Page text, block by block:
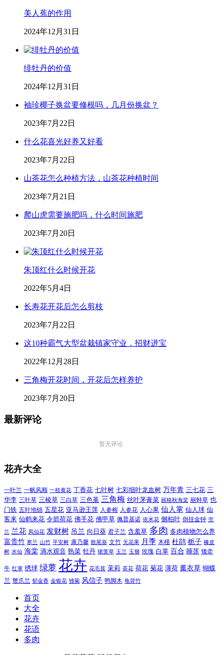
美人蕉的作用
2024年12月31日
绯牡丹的价值
2024年12月31日
袖珍椰子换盆要修根吗，几月份换盆？
2023年7月22日
什么花喜光好养又好看
2023年7月22日
山茶花怎么种植方法，山茶花种植时间
2023年7月21日
爬山虎需要施肥吗，什么时间施肥
2023年7月20日
朱顶红什么时候开花
2022年5月4日
长寿花开花后怎么剪枝
2023年7月22日
这10种霸气大型盆栽镇家守业，招财进宝
2022年12月28日
三角梅开花时间，开花后怎样养护
2023年7月20日
最新评论
暂无评论
花卉大全
一叶兰 一帆风顺 一枝黄花 丁香花 七叶树 七彩细叶龙血树 万年青 三七花 三
华李 三叶草 三棱草 三白草 三色堇 三角梅 丝叶茅膏菜 丽格秋海棠 丽蚌草 也
门铁 五叶地锦 五星花 亚马逊王莲 人参榕 人参花 人心果 仙人掌 仙人球 仙
客来 仙鹤来花 令箭荷花 佛手花 佛甲草 佩普基诺 依米花 侧柏叶 倒挂金钟 兜
兰 兰花 凤仙花 发财树 吊兰 向日葵 君子兰 含羞草 多肉 多肉植物怎么养
富贵竹 寒兰 山竹 平安树 康乃馨 散尾葵 文竹 无花果 月季 木槿 杜鹃 栀子 橡皮
树 水仙 海棠 滴水观音 熟菜 牡丹 猪笼草 玉兰 玉簪 玫瑰 白掌 百合 睡莲 矮牵
牛 红掌 绣球 绿萝 花卉 花毛茛 茉莉 茶花 荷花 菊花 薄荷 薰衣草 蝴蝶
兰 蟹爪兰 郁金香 金银花 雏菊 风信子 鸭脚木 龟背竹
首页
大全
花卉
花语
多肉